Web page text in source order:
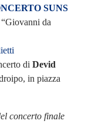
SUNS
da
di Devid
in piazza
concerto finale